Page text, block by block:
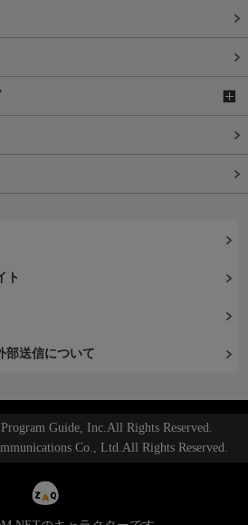
ト
部送信について
Guide, Inc.All Rights Reserved.
Co., Ltd.All Rights Reserved.